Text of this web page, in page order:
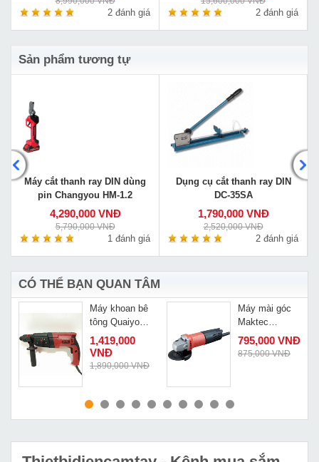
2 đánh giá 2 đánh giá
Sản phẩm tương tự
Máy cắt thanh ray DIN dùng
pin Changyou HM-1.2
4,290,000 VNĐ
5,790,000 VNĐ
1 đánh giá
Dụng cụ cắt thanh ray DIN
DC-35SA
1,790,000 VNĐ
2,520,000 VNĐ
2 đánh giá
CÓ THỂ BẠN QUAN TÂM
MUA NGAY
Máy khoan bê
tông Quaiyou
QY 2603
1,419,000
VNĐ
1,890,000 VNĐ
MUA NGAY
Máy mài góc
Maktec
MT91A
795,000 VNĐ
875,000 VNĐ